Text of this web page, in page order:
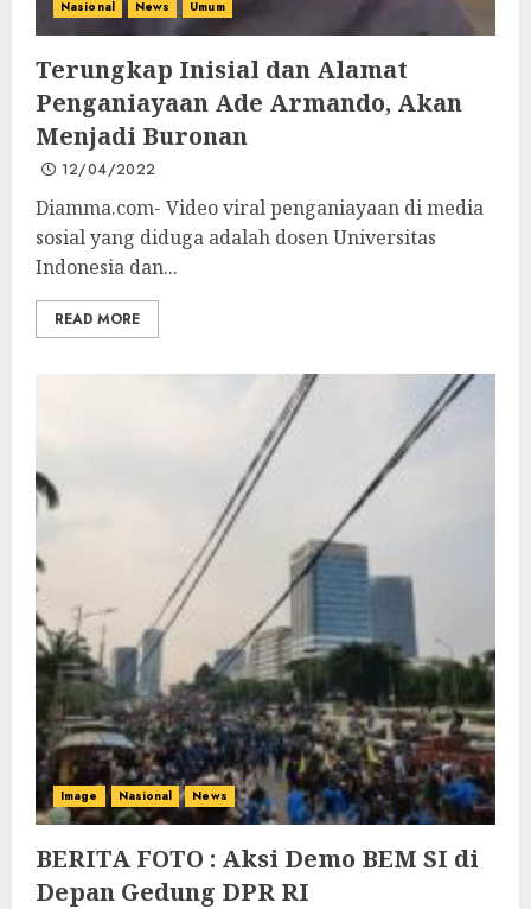
Nasional News Umum
Terungkap Inisial dan Alamat
Penganiayaan Ade Armando, Akan
Menjadi Buronan
12/04/2022
Diamma.com- Video viral penganiayaan di media
sosial yang diduga adalah dosen Universitas
Indonesia dan...
READ MORE
Image Nasional News
BERITA FOTO : Aksi Demo BEM SI di
Depan Gedung DPR RI